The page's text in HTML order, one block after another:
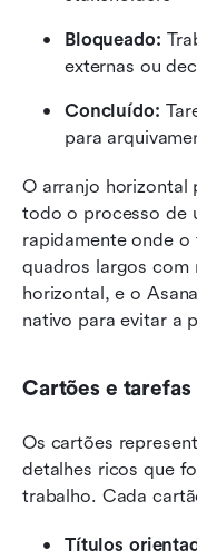
Bloqueado:
externas ou
Concluído:
para
O arranjo horizontal
todo o processo de
rapidamente onde
quadros largos com
horizontal, e o
nativo para evitar a
Cartões e
Os cartões
detalhes ricos que
trabalho. Cada
Títulos